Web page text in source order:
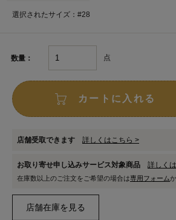
選択されたサイズ：#28
数量： 点
カートに入れる
店舗受取できます 詳しくはこちら >
お取り寄せ申し込みサービス対象商品 詳しく
在庫数以上のご注文をご希望の場合は専用フォーム